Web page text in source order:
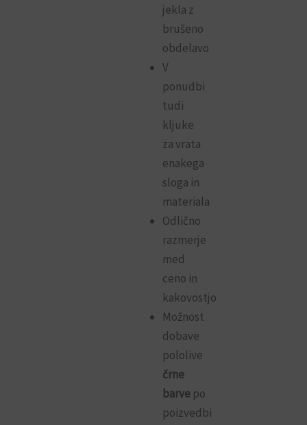
jekla z
brušeno
obdelavo
V
ponudbi
tudi
kljuke
za vrata
enakega
sloga in
materiala
Odlično
razmerje
med
ceno in
kakovostjo
Možnost
dobave
pololive
črne
barvepo
poizvedbi